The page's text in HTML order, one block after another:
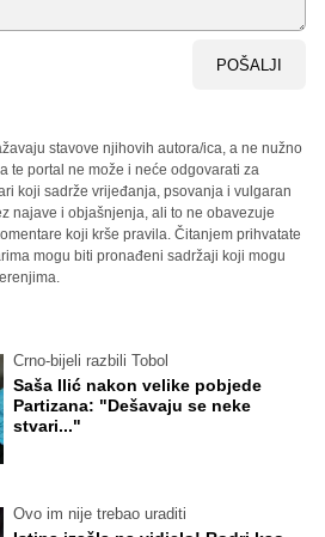
POŠALJI
stavove njihovih autora/ica, a ne nužno
te portal ne može i neće odgovarati za
koji sadrže vrijeđanja, psovanja i vulgaran
najave i objašnjenja, ali to ne obavezuje
koji krše pravila. Čitanjem prihvatate
mogu biti pronađeni sadržaji koji mogu
Crno-bijeli razbili Tobol
Saša Ilić nakon velike pobjede
Partizana: "Dešavaju se neke
stvari..."
Ovo im nije trebao uraditi